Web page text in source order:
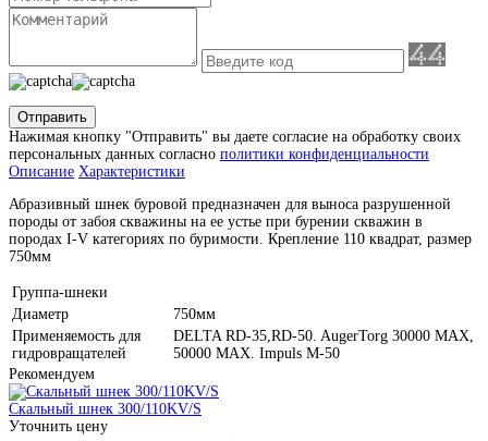
Отправить
Нажимая кнопку "Отправить" вы даете согласие на обработку своих
персональных данных согласно политики конфиденциальности
Описание Характеристики
Абразивный шнек буровой предназначен для выноса разрушенной
породы от забоя скважины на ее устье при бурении скважин в
породах I-V категориях по буримости. Крепление 110 квадрат, размер
750мм
Группа-шнеки
Диаметр
750мм
Применяемость для
гидровращателей
DELTA RD-35,RD-50. AugerTorg 30000 MAX,
50000 MAX. Impuls M-50
Рекомендуем
Скальный шнек 300/110KV/S
Уточнить цену